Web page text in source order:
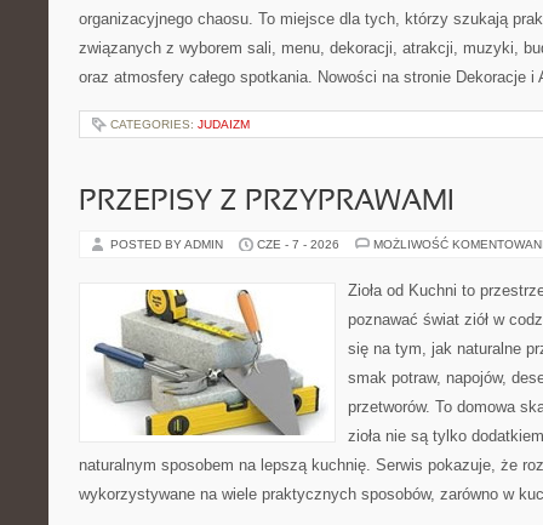
organizacyjnego chaosu. To miejsce dla tych, którzy szukają
związanych z wyborem sali, menu, dekoracji, atrakcji, muzyki,
oraz atmosfery całego spotkania. Nowości na stronie Dekoracje
CATEGORIES: JUDAIZM
PRZEPISY Z PRZYPRAWAMI
POSTED BY ADMIN CZE - 7 - 2026 MOŻLIWOŚĆ
Zioła od Kuchni to
poznawać świat ziół w
się na tym, jak naturalne
smak potraw, napojów,
przetworów. To domowa
zioła nie są tylko
naturalnym sposobem na lepszą kuchnię. Serwis pokazuje, że
wykorzystywane na wiele praktycznych sposobów, zarówno w